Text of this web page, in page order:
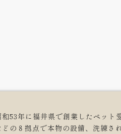
和53年に福井県で創業したペット
どの８拠点で本物の設備、洗練さ